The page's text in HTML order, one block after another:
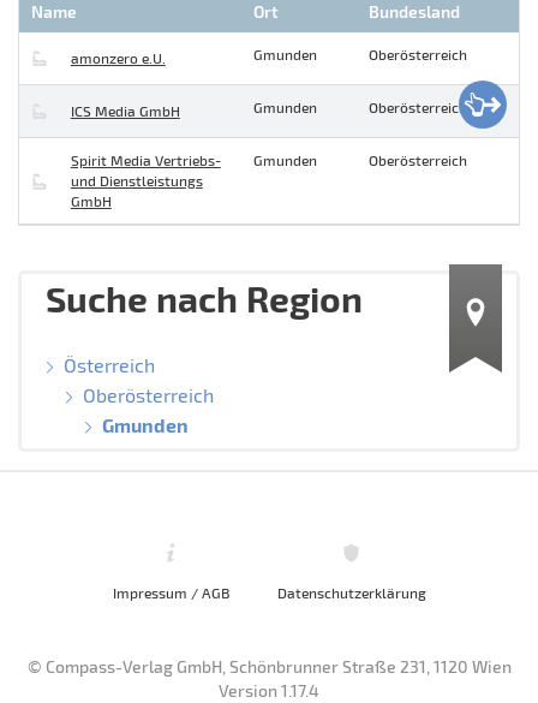
Name Ort Bundesland
amonzero e.U. Gmunden Oberösterreich
ICS Media GmbH Gmunden Oberösterreich
Spirit Media Vertriebs-
und Dienstleistungs
GmbH
Gmunden Oberösterreich
Suche nach Region
Österreich
Oberösterreich
Gmunden
Impressum / AGB Datenschutzerklärung
© Compass-Verlag GmbH, Schönbrunner Straße 231, 1120 Wien
Version 1.17.4